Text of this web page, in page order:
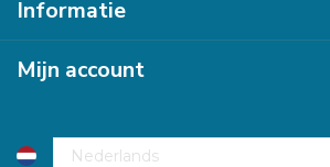
Informatie
Mijn account